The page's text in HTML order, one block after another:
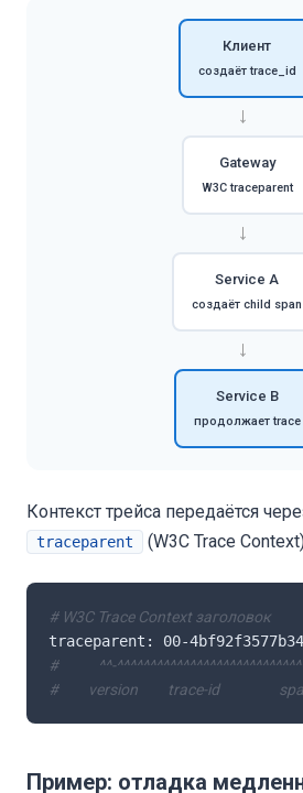
Клиент
создаёт trace_id
→
Gateway
W3C traceparent
→
Service A
создаёт child span
→
Service B
продолжает trace
Контекст трейса передаётся
traceparent (W3C Trace
# W3C Trace Context заголовок
#            ^^-
#         version         trace-id
Пример: отладка